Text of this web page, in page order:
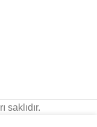
saklıdır.